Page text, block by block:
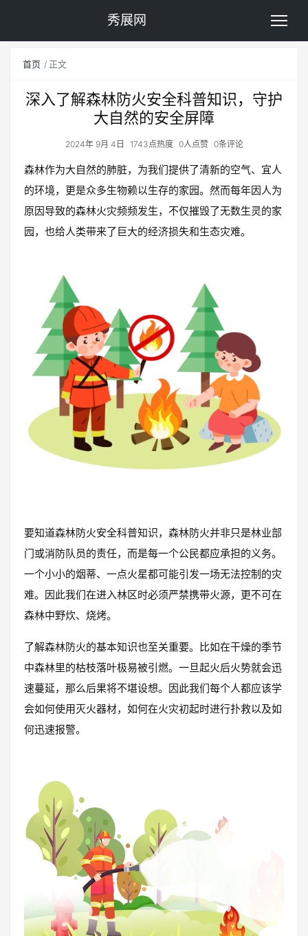
秀展网
首页 正文
深入了解森林防火安全科普知识，守护
大自然的安全屏障
2024年 9月 4日 1743点热度 0人点赞 0条评论
森林作为大自然的肺脏，为我们提供了清新的空气、宜人
的环境，更是众多生物赖以生存的家园。然而每年因人为
原因导致的森林火灾频频发生，不仅摧毁了无数生灵的家
园，也给人类带来了巨大的经济损失和生态灾难。
要知道森林防火安全科普知识，森林防火并非只是林业部
门或消防队员的责任，而是每一个公民都应承担的义务。
一个小小的烟蒂、一点火星都可能引发一场无法控制的灾
难。因此我们在进入林区时必须严禁携带火源，更不可在
森林中野炊、烧烤。
了解森林防火的基本知识也至关重要。比如在干燥的季节
中森林里的枯枝落叶极易被引燃。一旦起火后火势就会迅
速蔓延，那么后果将不堪设想。因此我们每个人都应该学
会如何使用灭火器材，如何在火灾初起时进行扑救以及如
何迅速报警。